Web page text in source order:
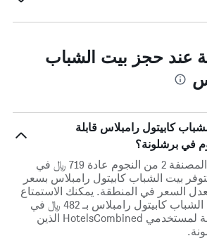
عند حجز بيت الشباب
كابيتول رامبلاس قابلة
تكلف فنادق برشلونة المصنفة 2 من النجوم عادة 719 ﷼ في
بيت الشباب كابيتول رامبلاس بسعر
33% عن معدل السعر في المنطقة. يمكنك الاستمتاع
عادة بالاقامة في بيت الشباب كابيتول رامبلاس بـ 482 ﷼ في
الليلة. هذه صفقة رائعة لمستخدمي HotelsCombined الذين